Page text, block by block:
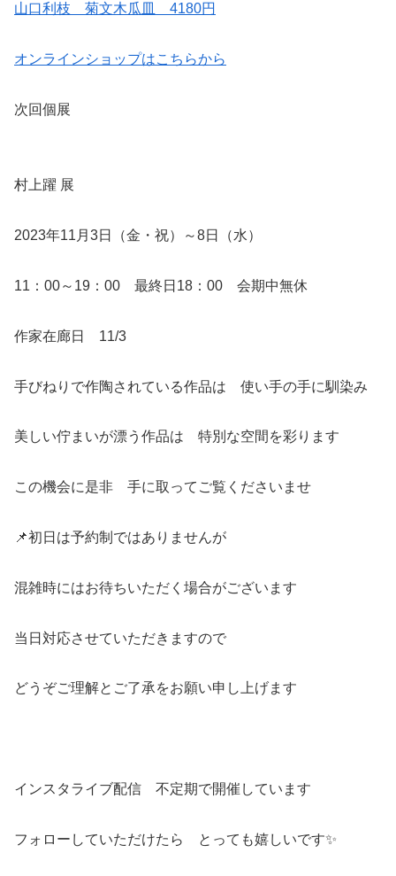
山口利枝 菊文木瓜皿 4180円
オンラインショップはこちらから
次回個展
村上躍 展
2023年11月3日（金・祝）～8日（水）
11：00～19：00 最終日18：00 会期中無休
作家在廊日 11/3
手びねりで作陶されている作品は 使い手の手に馴染み
美しい佇まいが漂う作品は 特別な空間を彩ります
この機会に是非 手に取ってご覧くださいませ
📌初日は予約制ではありませんが
混雑時にはお待ちいただく場合がございます
当日対応させていただきますので
どうぞご理解とご了承をお願い申し上げます
インスタライブ配信 不定期で開催しています
フォローしていただけたら とっても嬉しいです✨